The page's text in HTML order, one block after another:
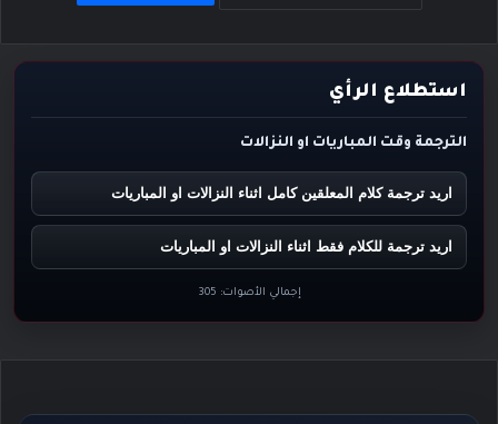
استطلاع الرأي
الترجمة وقت المباريات او النزالات
اريد ترجمة كلام المعلقين كامل اثناء النزالات او المباريات
اريد ترجمة للكلام فقط اثناء النزالات او المباريات
إجمالي الأصوات: 305